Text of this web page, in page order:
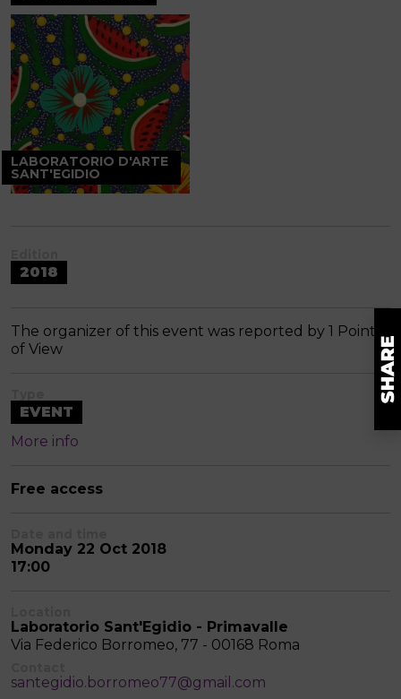
LABORATORIO D'ARTE
SANT'EGIDIO
2018
The organizer of this event was reported by 1 Point
of View
EVENT
More info
Free access
Monday 22 Oct 2018
17:00
Laboratorio Sant'Egidio - Primavalle
Via Federico Borromeo, 77 - 00168 Roma
santegidio.borromeo77@gmail.com